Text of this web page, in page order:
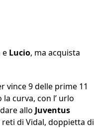
e Lucio, ma acquista
vince 9 delle prime 11
curva, con l’ urlo
allo Juventus
di Vidal, doppietta di